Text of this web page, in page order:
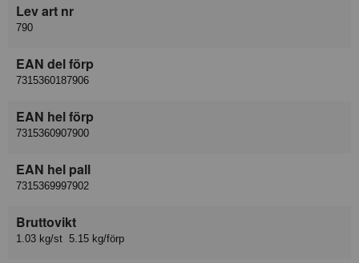
Lev art nr
790
EAN del förp
7315360187906
EAN hel förp
7315360907900
EAN hel pall
7315369997902
Bruttovikt
1.03 kg/st 5.15 kg/förp